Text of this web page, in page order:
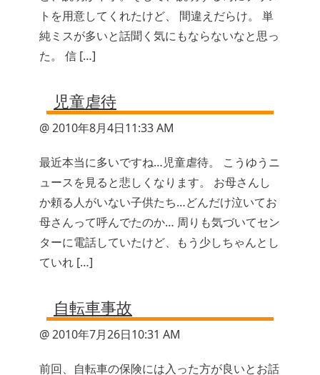
トを用意してくれたけど、 間違えだらけ。 単
純ミスが多いと話聞く気にもならないなと思っ
た。 信 […]
児童虐待
@ 2010年8月4日11:33 AM
最近本当に多いですね…児童虐待。 こうゆうニ
ュースを見ると悲しくなります。 お母さんし
か頼る人がいない子供たち…どんだけ泣いてお
母さんって呼んでたのか… 周りも気づいてセン
ターに電話していたけど、もう少しちゃんとし
ていれ […]
自転車事故
@ 2010年7月26日10:31 AM
前回、自転車の保険には入った方が良いとお話